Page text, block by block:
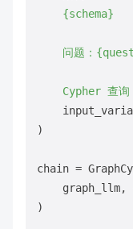
    {schema}
问题：
Cypher 查询
)
chain =
graph_llm,
)